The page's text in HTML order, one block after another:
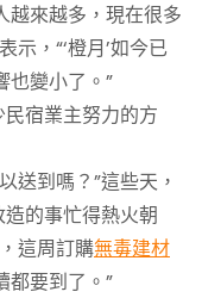
越來越多，現在很多
示，“‘橙月’如今已
也變小了。”
宿業主努力的方
到嗎？”這些天，
的事忙得熱火朝
這周訂購無毒建材
都要到了。”